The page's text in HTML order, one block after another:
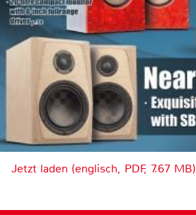
Jetzt laden (englisch, PDF, 7.67 MB)